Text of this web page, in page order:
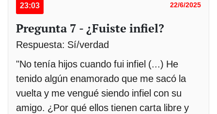
23:03 22/6/2025
Pregunta 7 - ¿Fuiste infiel?
Respuesta: Sí/verdad
"No tenía hijos cuando fui infiel (...) He
tenido algún enamorado que me sacó la
vuelta y me vengué siendo infiel con su
amigo. ¿Por qué ellos tienen carta libre y